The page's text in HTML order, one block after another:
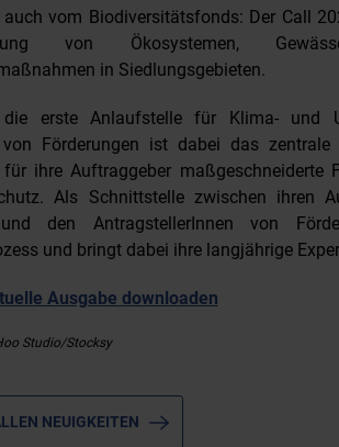
vom Biodiversitätsfonds: Der Call
von Ökosystemen,
in Siedlungsgebieten.
erste Anlaufstelle für Klima- und
von Förderungen ist dabei das
ihre Auftraggeber maßgeschneiderte
Als Schnittstelle zwischen ihren
den AntragstellerInnen von
und bringt dabei ihre langjährige
Ausgabe downloaden
Studio/Stocksy
NEUIGKEITEN